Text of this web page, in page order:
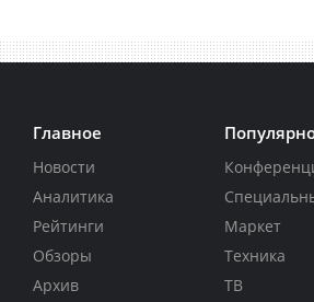
Главное
Новости
Аналитика
Рейтинги
Обзоры
Архив
Маркет
Техника
ТВ